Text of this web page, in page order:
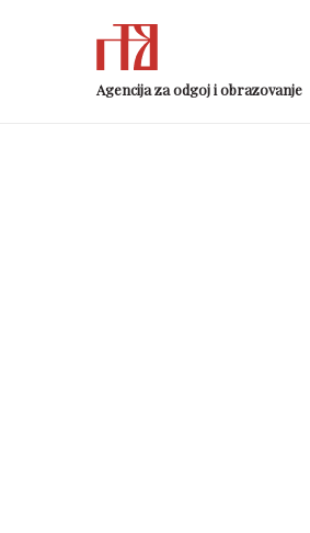
Agencija za odgoj i obrazovanje